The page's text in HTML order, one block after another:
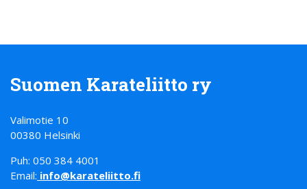
Suomen Karateliitto ry
Valimotie 10
00380 Helsinki
Puh: 050 384 4001
Email: info@karateliitto.fi